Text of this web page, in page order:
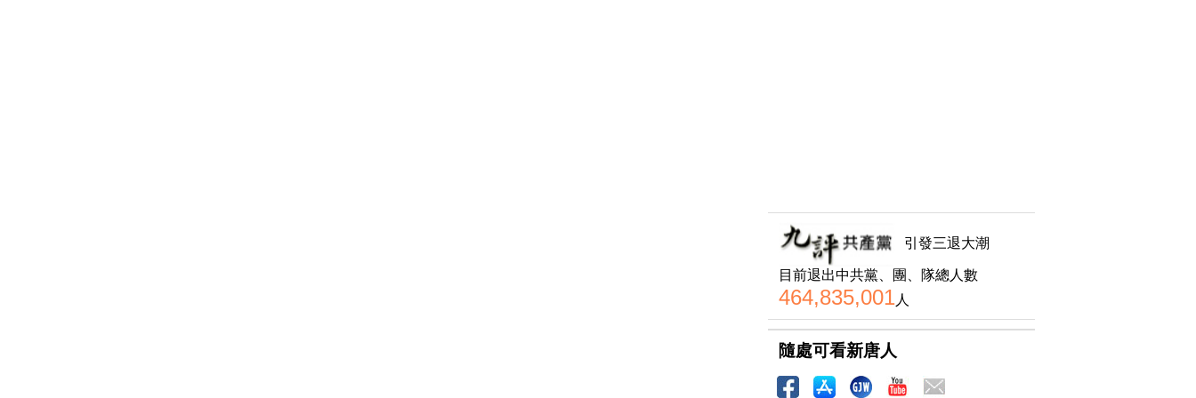
引發三退大潮
目前退出中共黨、團、隊總人數
464,835,001人
隨處可看新唐人